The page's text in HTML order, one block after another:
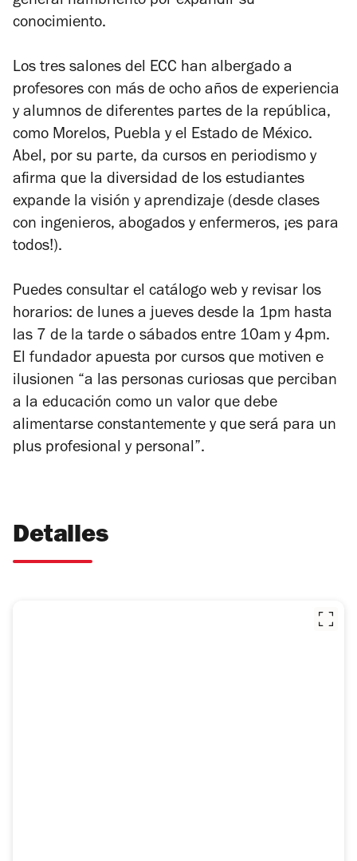
conocimiento.
Los tres salones del ECC han albergado a
profesores con más de ocho años de experiencia
y alumnos de diferentes partes de la república,
como Morelos, Puebla y el Estado de México.
Abel, por su parte, da cursos en periodismo y
afirma que la diversidad de los estudiantes
expande la visión y aprendizaje (desde clases
con ingenieros, abogados y enfermeros, ¡es para
todos!).
Puedes consultar el catálogo web y revisar los
horarios: de lunes a jueves desde la 1pm hasta
las 7 de la tarde o sábados entre 10am y 4pm.
El fundador apuesta por cursos que motiven e
ilusionen “a las personas curiosas que perciban
a la educación como un valor que debe
alimentarse constantemente y que será para un
plus profesional y personal”.
Detalles